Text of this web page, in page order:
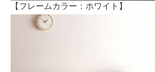
【フレームカラー：ホワイト】